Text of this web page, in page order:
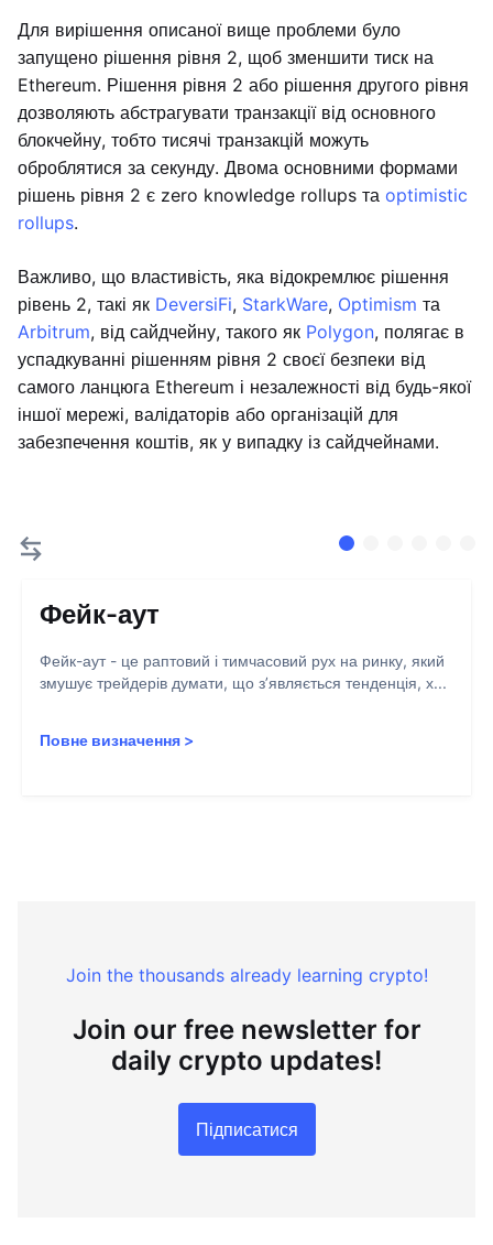
Для вирішення описаної вище проблеми було
запущено рішення рівня 2, щоб зменшити тиск на
Ethereum. Рішення рівня 2 або рішення другого рівня
дозволяють абстрагувати транзакції від основного
блокчейну, тобто тисячі транзакцій можуть
оброблятися за секунду. Двома основними формами
рішень рівня 2 є zero knowledge rollups та optimistic
rollups.
Важливо, що властивість, яка відокремлює рішення
рівень 2, такі як DeversiFi, StarkWare, Optimism та
Arbitrum, від сайдчейну, такого як Polygon, полягає в
успадкуванні рішенням рівня 2 своєї безпеки від
самого ланцюга Ethereum і незалежності від будь-якої
іншої мережі, валідаторів або організацій для
забезпечення коштів, як у випадку із сайдчейнами.
Фейк-аут
Фейк-аут - це раптовий і тимчасовий рух на ринку, який
змушує трейдерів думати, що з’являється тенденція, х...
Повне визначення >
Join the thousands already learning crypto!
Join our free newsletter for
daily crypto updates!
Підписатися